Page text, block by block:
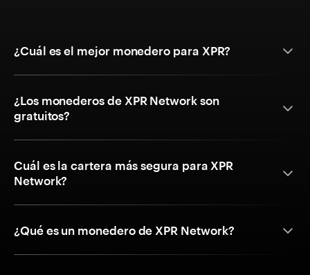
¿Cuál es el mejor monedero para XPR?
¿Los monederos de XPR Network son
gratuitos?
Cuál es la cartera más segura para XPR
Network?
¿Qué es un monedero de XPR Network?